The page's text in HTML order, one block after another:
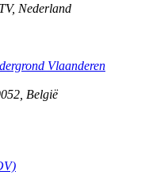
, Nederland
Vlaanderen
België